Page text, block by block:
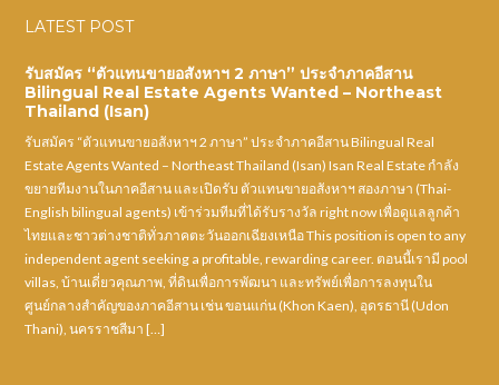
LATEST POST
รับสมัคร “ตัวแทนขายอสังหาฯ 2 ภาษา” ประจำภาคอีสาน
Bilingual Real Estate Agents Wanted – Northeast
Thailand (Isan)
รับสมัคร “ตัวแทนขายอสังหาฯ 2 ภาษา” ประจำภาคอีสาน Bilingual Real
Estate Agents Wanted – Northeast Thailand (Isan) Isan Real Estate กำลัง
ขยายทีมงานในภาคอีสาน และเปิดรับ ตัวแทนขายอสังหาฯ สองภาษา (Thai-
English bilingual agents) เข้าร่วมทีมที่ได้รับรางวัล right now เพื่อดูแลลูกค้า
ไทยและชาวต่างชาติทั่วภาคตะวันออกเฉียงเหนือ This position is open to any
independent agent seeking a profitable, rewarding career. ตอนนี้เรามี pool
villas, บ้านเดี่ยวคุณภาพ, ที่ดินเพื่อการพัฒนา และทรัพย์เพื่อการลงทุนใน
ศูนย์กลางสำคัญของภาคอีสาน เช่น ขอนแก่น (Khon Kaen), อุดรธานี (Udon
Thani), นครราชสีมา […]